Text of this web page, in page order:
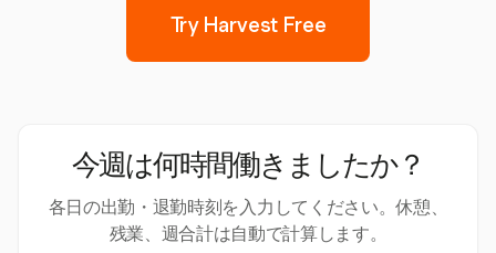
Try Harvest Free
今週は何時間働きましたか？
各日の出勤・退勤時刻を入力してください。休憩、
残業、週合計は自動で計算します。